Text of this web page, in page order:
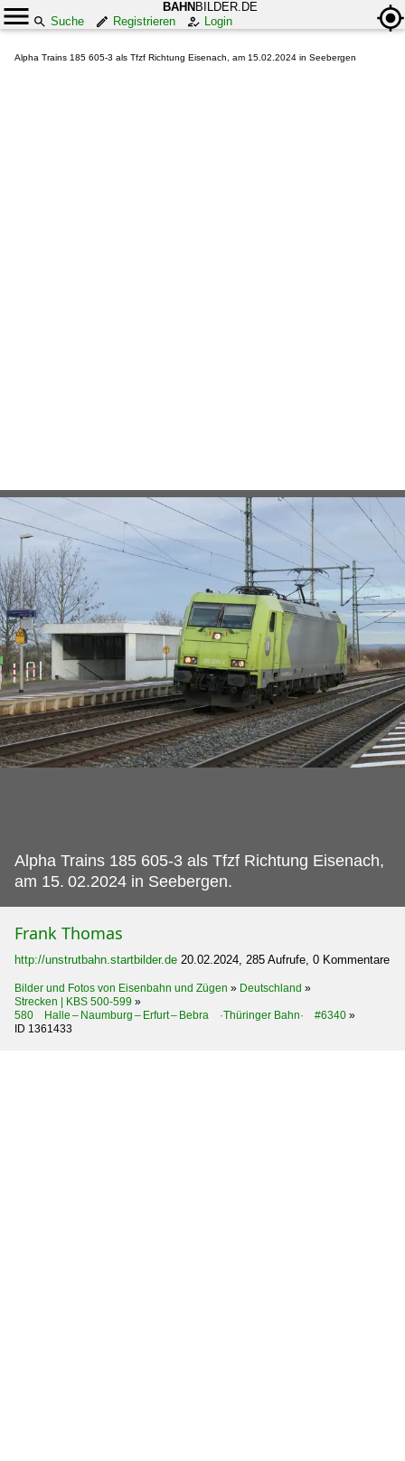
BAHN BILDER.DE
Suche
Registrieren Login
Alpha Trains 185 605-3 als Tfzf Richtung Eisenach, am 15.02.2024 in Seebergen
Alpha Trains 185 605-3 als Tfzf Richtung Eisenach,
am 15. 02.2024 in Seebergen.
Frank Thomas
http://unstrutbahn.startbilder.de 20.02.2024, 285 Aufrufe, 0 Kommentare
Bilder und Fotos von Eisenbahn und Zügen » Deutschland »
Strecken | KBS 500-599 »
580 Halle – Naumburg – Erfurt – Bebra ·Thüringer Bahn· #6340 »
ID 1361433